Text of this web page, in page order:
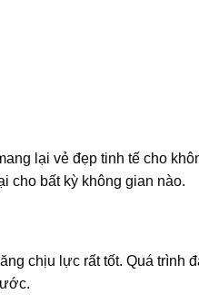
lại vẻ đẹp tinh tế cho
cho bất kỳ không gian nào.
chịu lực rất tốt. Quá trình